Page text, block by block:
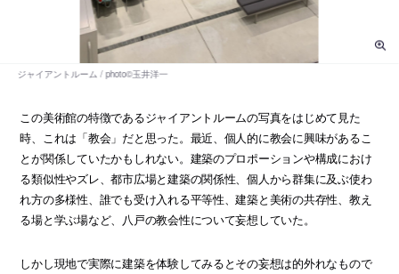
この美術館の特徴であるジャイアントルームの写真をはじめて見た
時、これは「教会」だと思った。最近、個人的に教会に興味があるこ
とが関係していたかもしれない。建築のプロポーションや構成におけ
る類似性やズレ、都市広場と建築の関係性、個人から群集に及ぶ使わ
れ方の多様性、誰でも受け入れる平等性、建築と美術の共存性、教え
る場と学ぶ場など、八戸の教会性について妄想していた。
しかし現地で実際に建築を体験してみるとその妄想は的外れなもので